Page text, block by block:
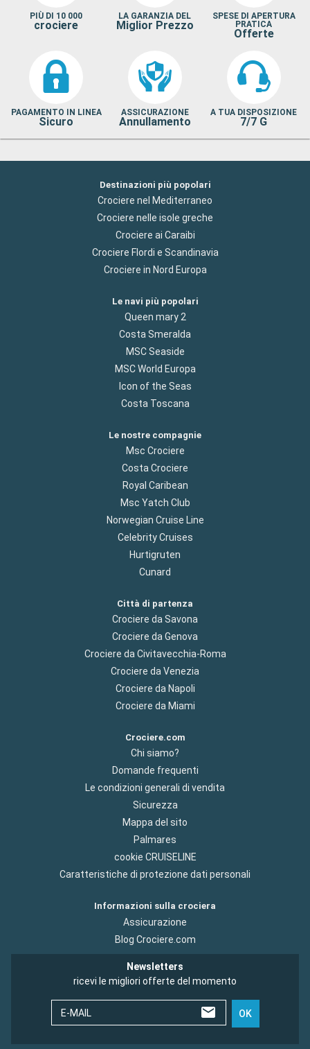
PIÙ DI 10 000
crociere
LA GARANZIA DEL
Miglior Prezzo
SPESE DI APERTURA
PRATICA
Offerte
PAGAMENTO IN LINEA
Sicuro
ASSICURAZIONE
Annullamento
A TUA DISPOSIZIONE
7/7 G
Destinazioni più popolari
Crociere nel Mediterraneo
Crociere nelle isole greche
Crociere ai Caraibi
Crociere Flordi e Scandinavia
Crociere in Nord Europa
Le navi più popolari
Queen mary 2
Costa Smeralda
MSC Seaside
MSC World Europa
Icon of the Seas
Costa Toscana
Le nostre compagnie
Msc Crociere
Costa Crociere
Royal Caribean
Msc Yatch Club
Norwegian Cruise Line
Celebrity Cruises
Hurtigruten
Cunard
Città di partenza
Crociere da Savona
Crociere da Genova
Crociere da Civitavecchia-Roma
Crociere da Venezia
Crociere da Napoli
Crociere da Miami
Crociere.com
Chi siamo?
Domande frequenti
Le condizioni generali di vendita
Sicurezza
Mappa del sito
Palmares
cookie CRUISELINE
Caratteristiche di protezione dati personali
Informazioni sulla crociera
Assicurazione
Blog Crociere.com
Newsletters
ricevi le migliori offerte del momento
E-MAIL OK